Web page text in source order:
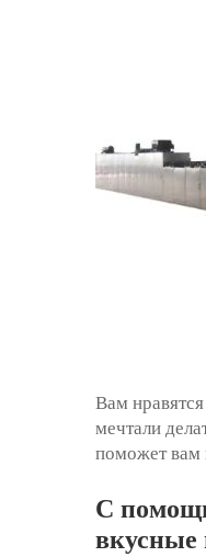
Вам
мечтали
поможет вам
С
вкусные